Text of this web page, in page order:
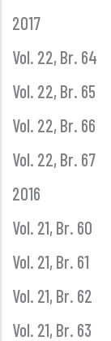
2017
Vol. 22, Br. 64
Vol. 22, Br. 65
Vol. 22, Br. 66
Vol. 22, Br. 67
2016
Vol. 21, Br. 60
Vol. 21, Br. 61
Vol. 21, Br. 62
Vol. 21, Br. 63